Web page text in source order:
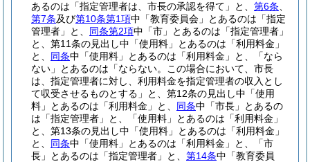
あるのは「指定管理者は、市長の承認を得て」と、 第6条
第7条及び第10条第1項中「教育委員会」とあるのは「指定
管理者」と、 同条第2項中「市」とあるのは「指定管理者」
と、第11条の見出し中「使用料」とあるのは「利用料金」
と、 同条中「使用料」とあるのは「利用料金」と、「なら
ない」とあるのは「ならない。この場合において、市長
は、指定管理者に対し、利用料金を指定管理者の収入とし
て収受させるものとする」と、第12条の見出し中「使用
料」とあるのは「利用料金」と、 同条中「市長」とあるの
は「指定管理者」と、「使用料」とあるのは「利用料金」
と、第13条の見出し中「使用料」とあるのは「利用料金」
と、 同条中「使用料」とあるのは「利用料金」と、「市
長」とあるのは「指定管理者」と、 第14条中「教育委員